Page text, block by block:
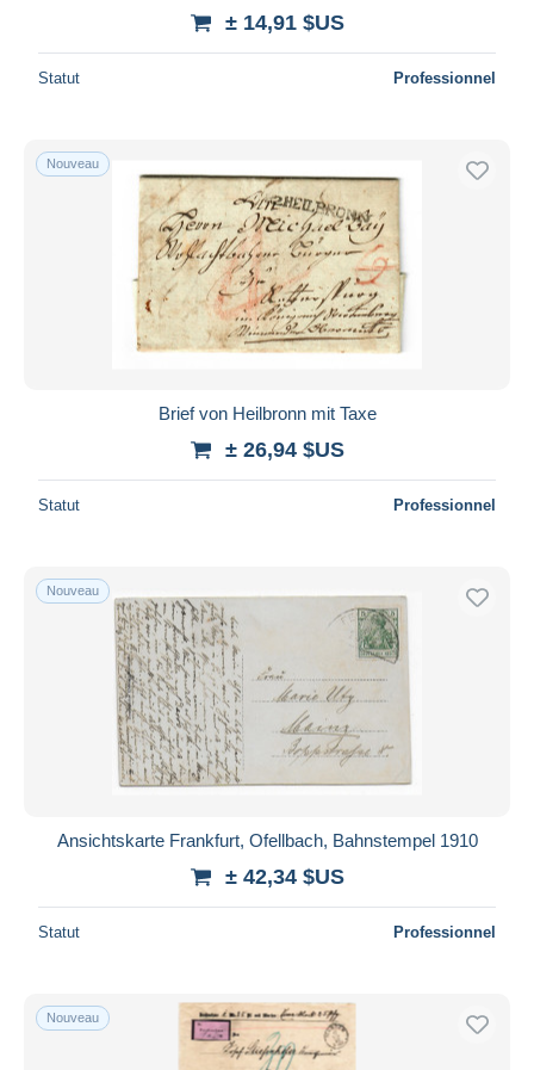
± 14,91 $US
Statut Professionnel
Nouveau
Brief von Heilbronn mit Taxe
± 26,94 $US
Statut Professionnel
Nouveau
Ansichtskarte Frankfurt, Ofellbach, Bahnstempel 1910
± 42,34 $US
Statut Professionnel
Nouveau